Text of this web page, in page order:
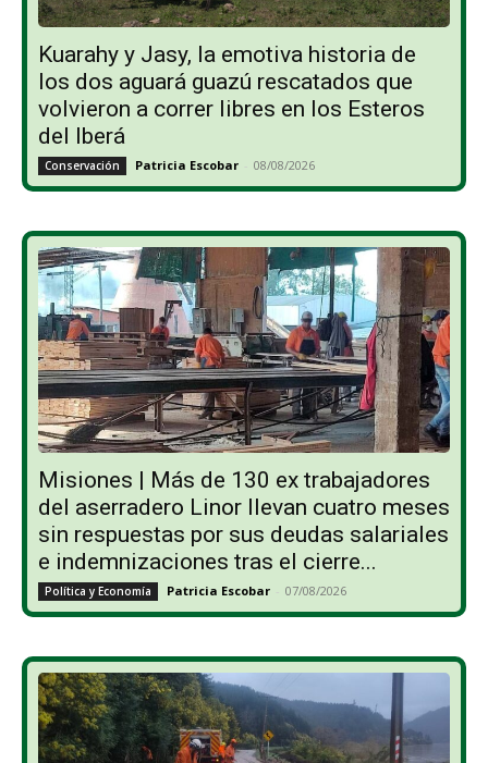
Kuarahy y Jasy, la emotiva historia de
los dos aguará guazú rescatados que
volvieron a correr libres en los Esteros
del Iberá
Conservación Patricia Escobar - 08/08/2026
Misiones | Más de 130 ex trabajadores
del aserradero Linor llevan cuatro meses
sin respuestas por sus deudas salariales
e indemnizaciones tras el cierre...
Política y Economía Patricia Escobar - 07/08/2026